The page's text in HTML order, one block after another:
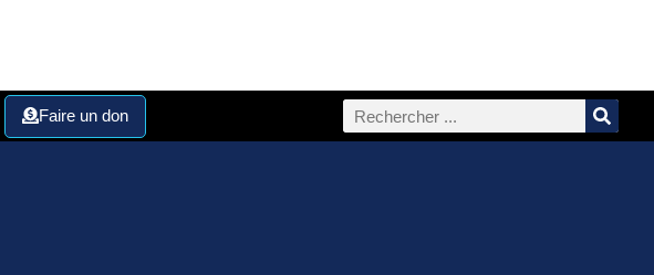
Faire un don